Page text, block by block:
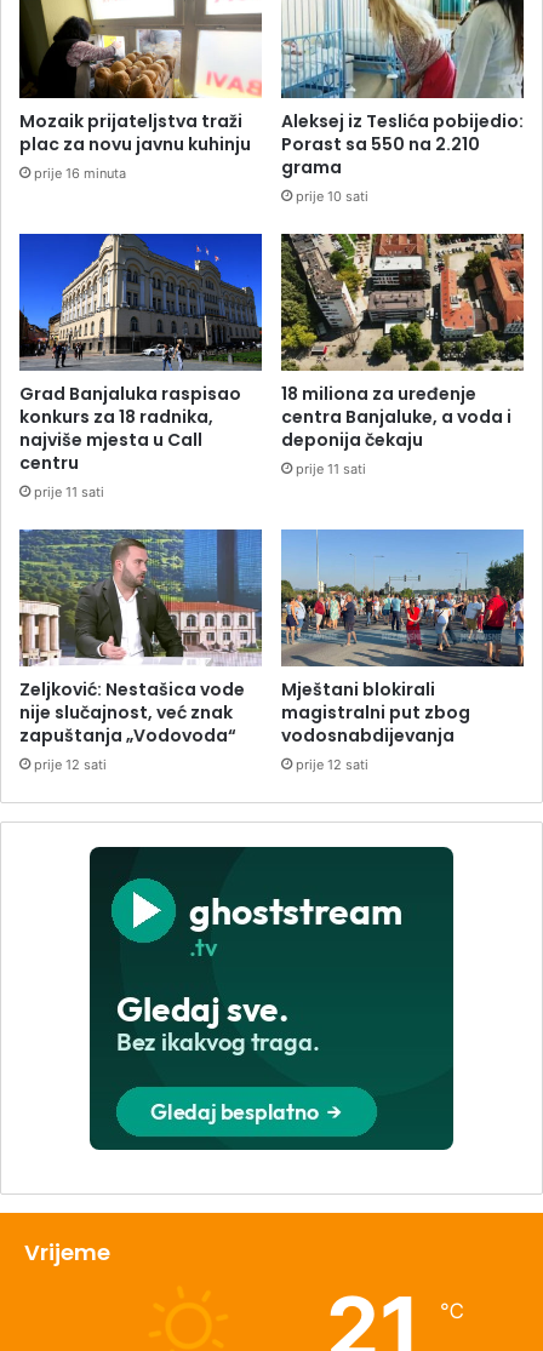
Mozaik prijateljstva traži
plac za novu javnu kuhinju
prije 16 minuta
Aleksej iz Teslića pobijedio:
Porast sa 550 na 2.210
grama
prije 10 sati
Grad Banjaluka raspisao
konkurs za 18 radnika,
najviše mjesta u Call
centru
prije 11 sati
18 miliona za uređenje
centra Banjaluke, a voda i
deponija čekaju
prije 11 sati
Zeljković: Nestašica vode
nije slučajnost, već znak
zapuštanja „Vodovoda“
prije 12 sati
Mještani blokirali
magistralni put zbog
vodosnabdijevanja
prije 12 sati
Vrijeme
21 ℃